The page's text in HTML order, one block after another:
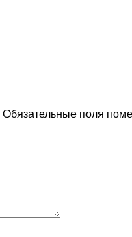
Обязательные поля